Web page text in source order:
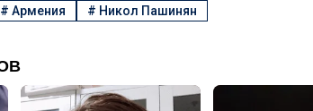
#Армения # Никол Пашинян